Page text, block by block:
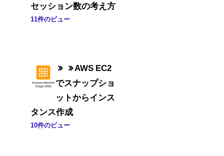
セッション数の考え方
11件のビュー
AWS EC2
でスナップショ
ットからインス
タンス作成
10件のビュー